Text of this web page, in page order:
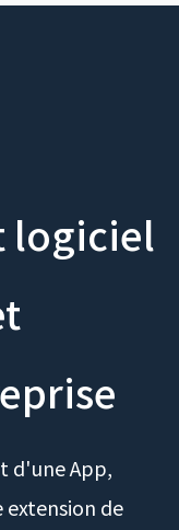
logiciel
d'une App,
de